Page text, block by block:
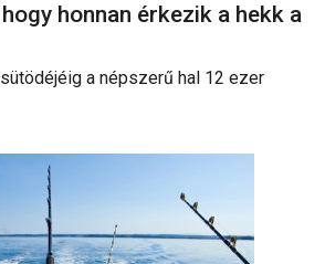
honnan érkezik a hekk a
a népszerű hal 12 ezer